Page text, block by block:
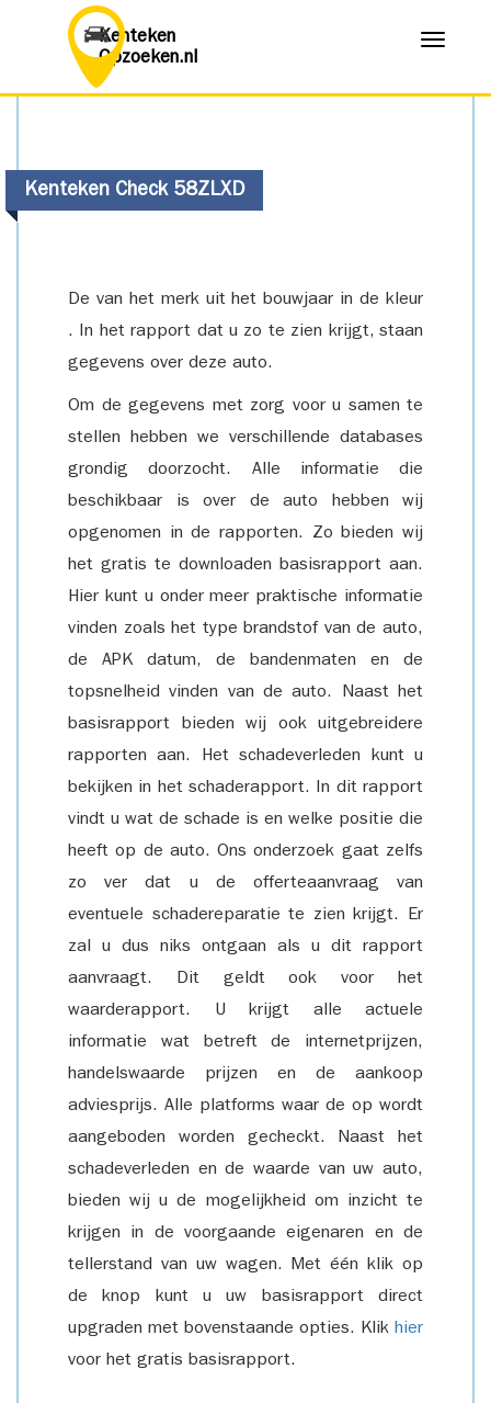
Kenteken
Opzoeken.nl
Menu
Kenteken Check 58ZLXD
De van het merk uit het bouwjaar in de kleur
. In het rapport dat u zo te zien krijgt, staan
gegevens over deze auto.
Om de gegevens met zorg voor u samen te
stellen hebben we verschillende databases
grondig doorzocht. Alle informatie die
beschikbaar is over de auto hebben wij
opgenomen in de rapporten. Zo bieden wij
het gratis te downloaden basisrapport aan.
Hier kunt u onder meer praktische informatie
vinden zoals het type brandstof van de auto,
de APK datum, de bandenmaten en de
topsnelheid vinden van de auto. Naast het
basisrapport bieden wij ook uitgebreidere
rapporten aan. Het schadeverleden kunt u
bekijken in het schaderapport. In dit rapport
vindt u wat de schade is en welke positie die
heeft op de auto. Ons onderzoek gaat zelfs
zo ver dat u de offerteaanvraag van
eventuele schadereparatie te zien krijgt. Er
zal u dus niks ontgaan als u dit rapport
aanvraagt. Dit geldt ook voor het
waarderapport. U krijgt alle actuele
informatie wat betreft de internetprijzen,
handelswaarde prijzen en de aankoop
adviesprijs. Alle platforms waar de op wordt
aangeboden worden gecheckt. Naast het
schadeverleden en de waarde van uw auto,
bieden wij u de mogelijkheid om inzicht te
krijgen in de voorgaande eigenaren en de
tellerstand van uw wagen. Met één klik op
de knop kunt u uw basisrapport direct
upgraden met bovenstaande opties. Klik hier
voor het gratis basisrapport.